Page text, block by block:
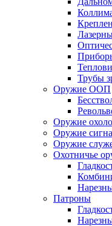
Трубы
Оружие ООП
Оружие
Оружие
Оружие
Охотничье
Патроны